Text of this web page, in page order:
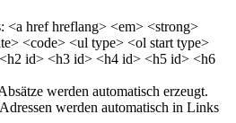
<a href hreflang> <em> <strong>
<code> <ul type> <ol start type>
id> <h3 id> <h4 id> <h5 id> <h6
werden automatisch erzeugt.
werden automatisch in Links